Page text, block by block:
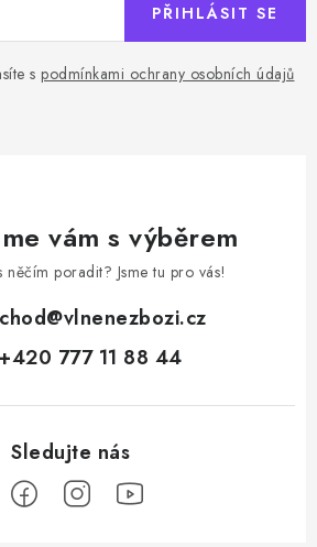
s podmínkami ochrany osobních údajů
PŘIHLÁSIT SE
vám s výběrem
něčím poradit? Jsme tu pro vás!
@vlnenezbozi.cz
+420 777 11 88 44